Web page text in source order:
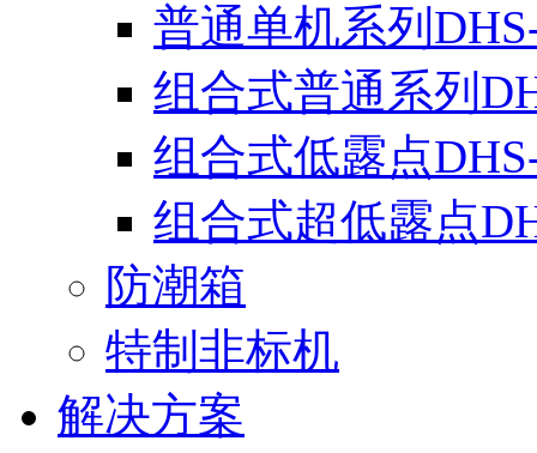
普通单机系列
组合式普通系列
组合式低露点
组合式超低露点
防潮箱
特制非标机
解决方案